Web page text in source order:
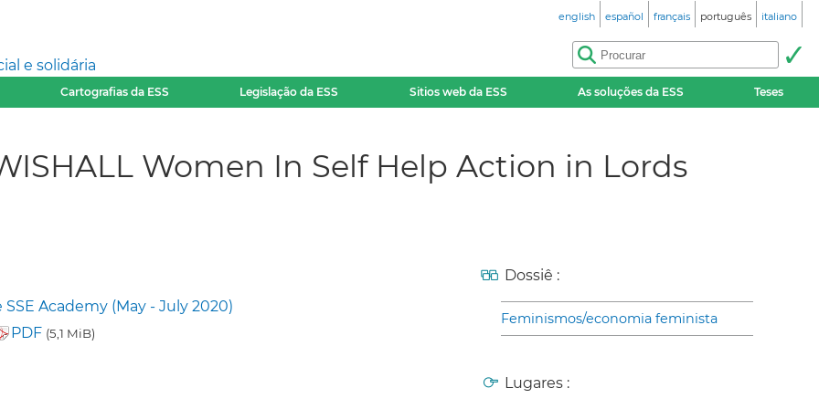
e solidária
english español français português italiano
Cartografias da ESS Legislação da ESS Sitios web da ESS As soluções da ESS Teses
Women In Self Help Action in Lords
SSE Academy (May - July 2020)
PDF (5,1 MiB)
Dossiê :
Feminismos/economia feminista
Lugares :